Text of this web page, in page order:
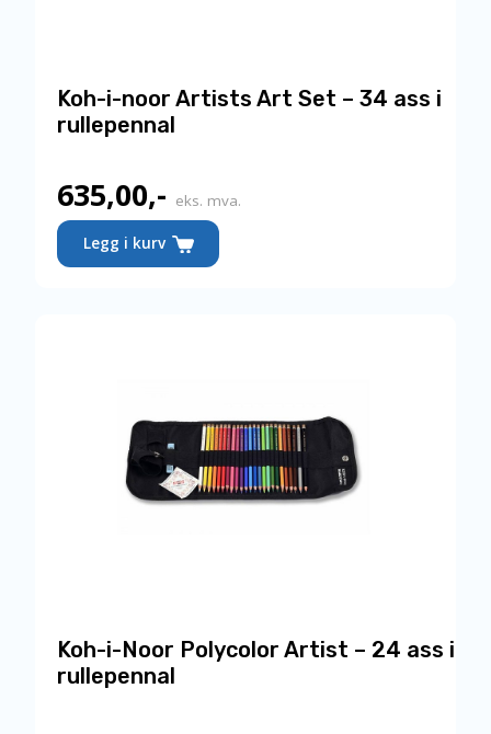
Koh-i-noor Artists Art Set – 34 ass i
rullepennal
635,00,- eks. mva.
Legg i kurv
Koh-i-Noor Polycolor Artist – 24 ass i
rullepennal